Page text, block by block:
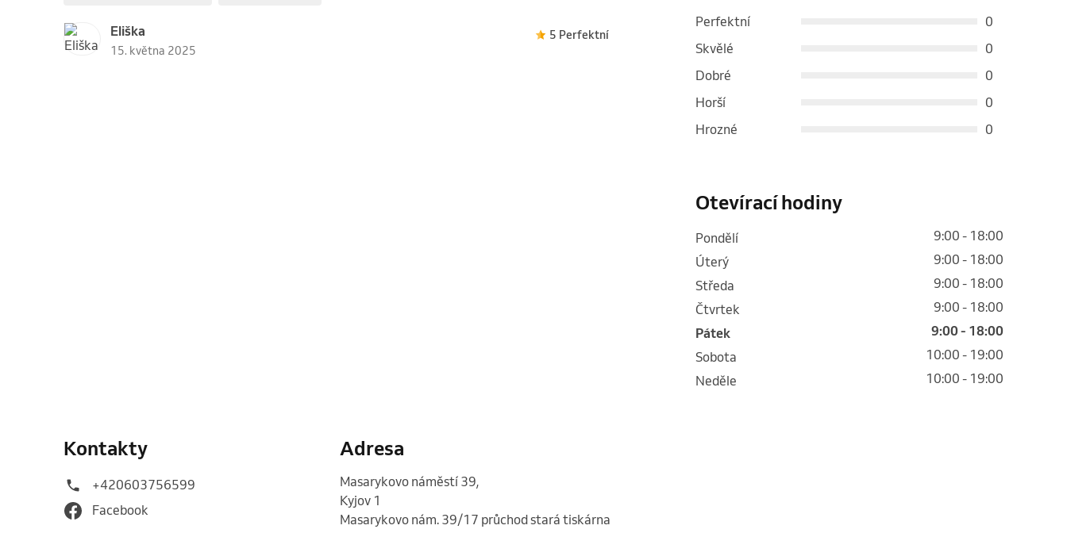
Eliška
15. května 2025
5 Perfektní
Perfektní
0
Skvělé
0
Dobré
0
Horší
0
Hrozné
0
Otevírací hodiny
pondělí
9:00 - 18:00
úterý
9:00 - 18:00
středa
9:00 - 18:00
čtvrtek
9:00 - 18:00
pátek
9:00 - 18:00
sobota
10:00 - 19:00
neděle
10:00 - 19:00
Kontakty
+420603756599
Facebook
Adresa
Masarykovo náměstí 39,
Kyjov 1
Masarykovo nám. 39/17 průchod stará tiskárna